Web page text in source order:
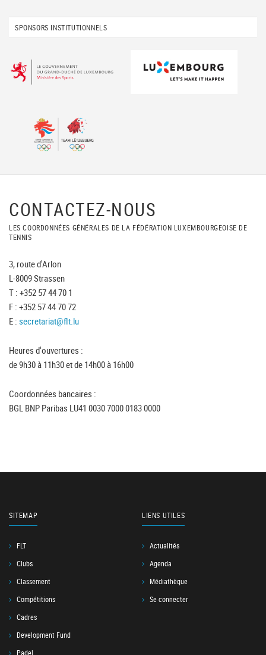
SPONSORS INSTITUTIONNELS
CONTACTEZ-NOUS
LES COORDONNÉES GÉNÉRALES DE LA FÉDÉRATION LUXEMBOURGEOISE DE
TENNIS
3, route d'Arlon
L-8009 Strassen
T : +352 57 44 70 1
F : +352 57 44 70 72
E : secretariat@flt.lu
Heures d'ouvertures :
de 9h30 à 11h30 et de 14h00 à 16h00
Coordonnées bancaires :
BGL BNP Paribas LU41 0030 7000 0183 0000
SITEMAP
FLT
Clubs
Classement
Compétitions
Cadres
Development Fund
Padel
LIENS UTILES
Actualités
Agenda
Médiathèque
Se connecter